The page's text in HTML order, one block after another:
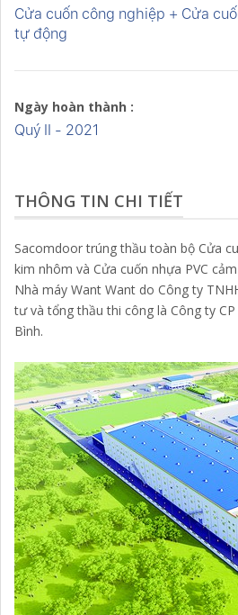
Cửa cuốn công nghiệp + Cửa
tự động
Ngày hoàn thành :
Quý II - 2021
THÔNG TIN CHI TIẾT
Sacomdoor trúng thầu toàn bộ Cửa
kim nhôm và Cửa cuốn nhựa PVC
Nhà máy Want Want do Công ty
tư và tổng thầu thi công là Công ty
Bình.